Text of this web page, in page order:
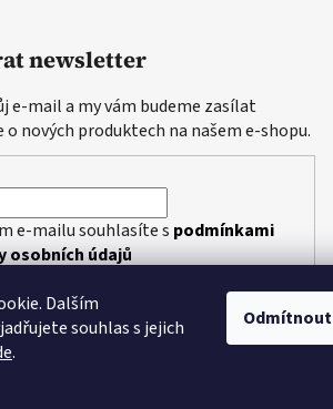
Dalším
souhlas s jejich
.
Odmítnout
newsletter
e-mail a my vám budeme zasílat
o nových produktech na našem e-shopu.
e-mailu souhlasíte s podmínkami
osobních údajů
SE